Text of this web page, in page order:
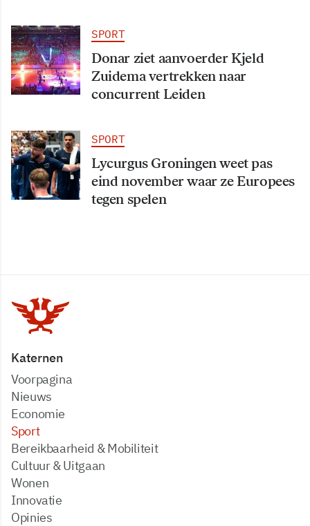
SPORT
Donar ziet aanvoerder Kjeld
Zuidema vertrekken naar
concurrent Leiden
SPORT
Lycurgus Groningen weet pas
eind november waar ze Europees
tegen spelen
Katernen
Voorpagina
Nieuws
Economie
Sport
Bereikbaarheid & Mobiliteit
Cultuur & Uitgaan
Wonen
Innovatie
Opinies